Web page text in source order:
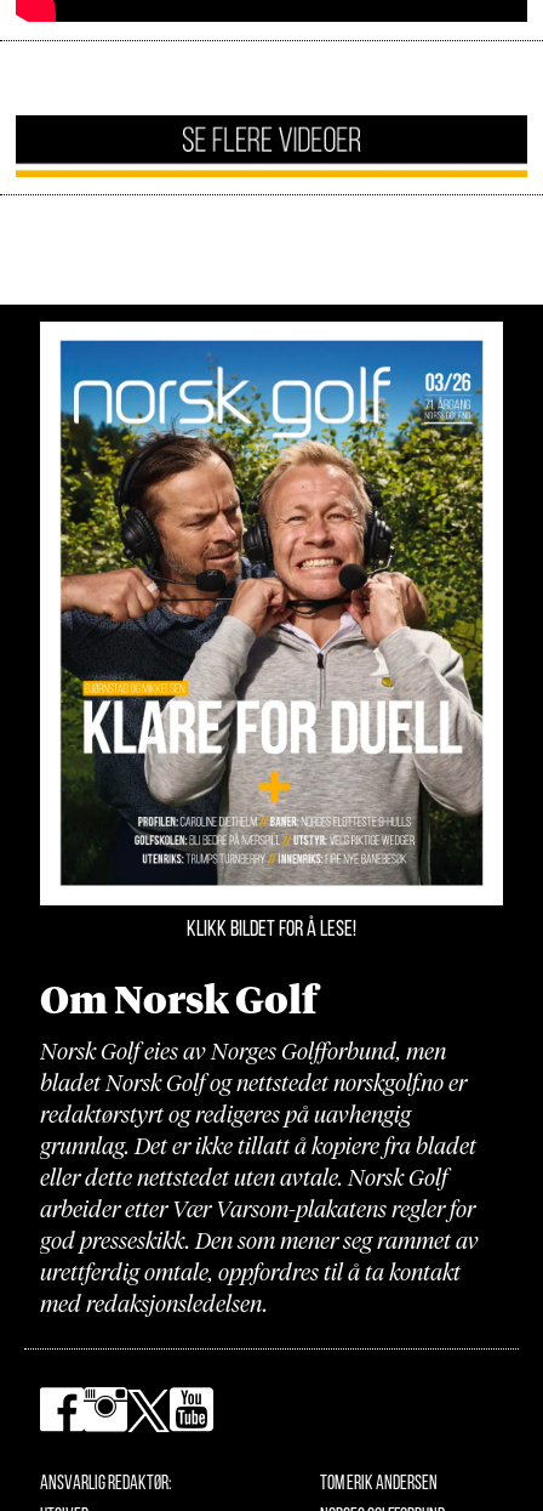
KLIKK BILDET FOR Å LESE!
Om Norsk Golf
Norsk Golf eies av Norges Golfforbund, men
bladet Norsk Golf og nettstedet norskgolf.no er
redaktørstyrt og redigeres på uavhengig
grunnlag. Det er ikke tillatt å kopiere fra bladet
eller dette nettstedet uten avtale. Norsk Golf
arbeider etter Vær Varsom-plakatens regler for
god presseskikk. Den som mener seg rammet av
urettferdig omtale, oppfordres til å ta kontakt
med redaksjonsledelsen.
Ansvarlig redaktør:
Tom Erik Andersen